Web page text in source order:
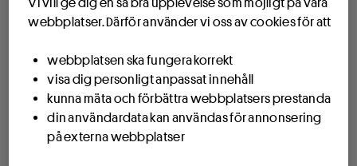
Allt om mötena mellan
Brynäs och Timrå
Nedan kan du läsa allt om nästa nagelbitare mellan
Brynäs och Timrå denna SHL-säsong!Klicka här för att
spelapå Brynäs mot Timrå.
webbplatser. Därför använder vi oss av cookies för att
webbplatsen ska fungera korrekt
visa dig personligt anpassat innehåll
kunna mäta och förbättra webbplatsers prestanda
din användardata kan användas för annonsering
på externa webbplatser